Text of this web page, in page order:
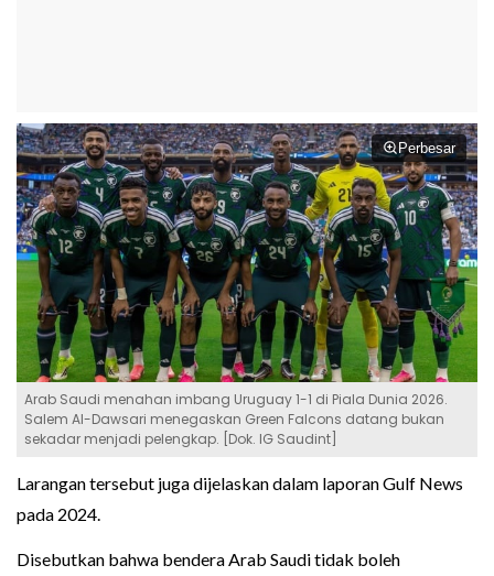
Perbesar
Arab Saudi menahan imbang Uruguay 1-1 di Piala Dunia 2026.
Salem Al-Dawsari menegaskan Green Falcons datang bukan
sekadar menjadi pelengkap. [Dok. IG Saudint]
Larangan tersebut juga dijelaskan dalam laporan Gulf News
pada 2024.
Disebutkan bahwa bendera Arab Saudi tidak boleh